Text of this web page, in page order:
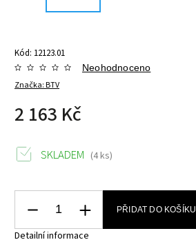
Kód: 12123.01
Značka:BTV
Neohodnoceno
2 163 Kč
SKLADEM (4 ks)
PŘIDAT DO KOŠÍKU
Detailní informace